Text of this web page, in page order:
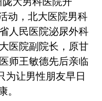
动，北大医院男科
人民医院泌尿外科
医院副院长，原甘
师王敏德先后亲临
为让男性朋友早日
。